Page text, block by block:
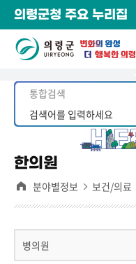
의령군청 주요 누리집
한의원
분야별정보 보건/의료
병의원